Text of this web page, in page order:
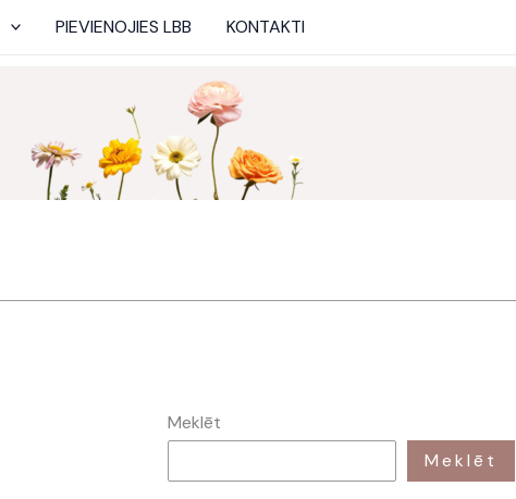
PIEVIENOJIES LBB KONTAKTI
Meklēt
Meklēt